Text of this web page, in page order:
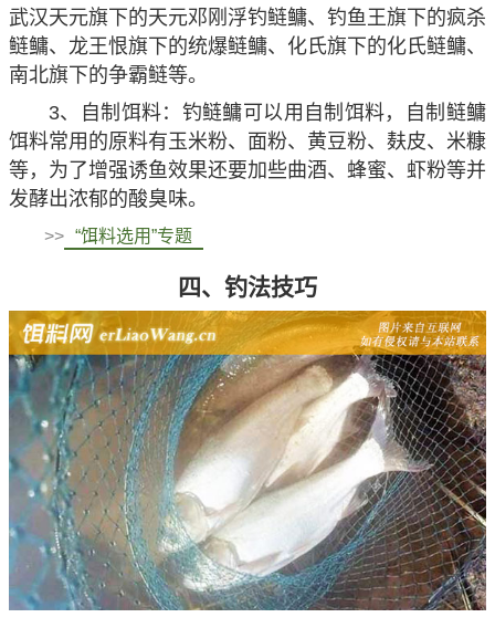
武汉天元旗下的天元邓刚浮钓鲢鳙、钓鱼王旗下的疯杀
鲢鳙、龙王恨旗下的统爆鲢鳙、化氏旗下的化氏鲢鳙、
南北旗下的争霸鲢等。
3、自制饵料：钓鲢鳙可以用自制饵料，自制鲢鳙
饵料常用的原料有玉米粉、面粉、黄豆粉、麸皮、米糠
等，为了增强诱鱼效果还要加些曲酒、蜂蜜、虾粉等并
发酵出浓郁的酸臭味。
>> “饵料选用”专题
四、钓法技巧